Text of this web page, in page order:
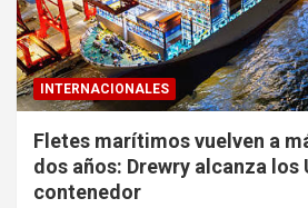
INTERNACIONALES
Fletes marítimos vuelven a
dos años: Drewry alcanza los
contenedor